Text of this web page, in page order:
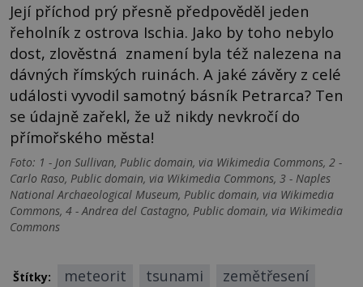
Její příchod prý přesně předpověděl jeden
řeholník z ostrova Ischia. Jako by toho nebylo
dost, zlověstná znamení byla též nalezena na
dávných římských ruinách. A jaké závěry z celé
události vyvodil samotný básník Petrarca? Ten
se údajně zařekl, že už nikdy nevkročí do
přímořského města!
Foto: 1 - Jon Sullivan, Public domain, via Wikimedia Commons, 2 -
Carlo Raso, Public domain, via Wikimedia Commons, 3 - Naples
National Archaeological Museum, Public domain, via Wikimedia
Commons, 4 - Andrea del Castagno, Public domain, via Wikimedia
Commons
Štítky: meteorit tsunami
zemětřesení